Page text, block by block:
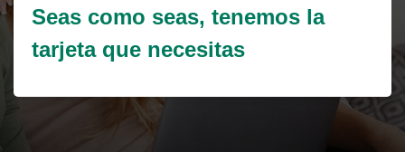
Seas como seas, tenemos la
tarjeta que necesitas